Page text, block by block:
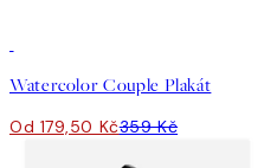
Watercolor Couple Plakát
Od 179,50 Kč359 Kč